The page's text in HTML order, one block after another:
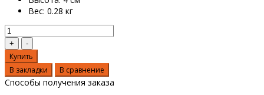
Вес: 0.28 кг
Купить
В закладки
В сравнение
Способы получения заказа